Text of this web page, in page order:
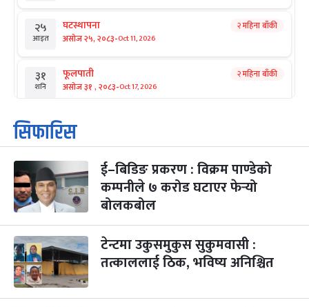
२५
आइत
घटस्थापना
असोज २५, २०८३-Oct 11, 2026
२ महिना बाँकी
३१
शनि
फूलपाती
असोज ३१ , २०८३-Oct 17, 2026
२ महिना बाँकी
१
आइत
कार्तिक सङ्क्रान्ति
कार्तिक १, २०८३
३
मंगल
महानवमी
कार्तिक ३, २०८३-Oct 20, 2026
२ महिना बाँकी
४
५
बिहि
पापा‌ङ्कुशा एकादशी व्रत
कार्तिक ५, २०८३
२ महिना बाँकी
सिफारिस
ई–बिडिङ प्रकरण : विक्रम पाण्डेको
कम्पनीले ७ करोड घटाएर फेर्‍यो
बोलकबोल
टेन्टमा उकुसमुकुस सुकुमवासी :
तत्काललाई ठिक, भविष्य अनिश्चित